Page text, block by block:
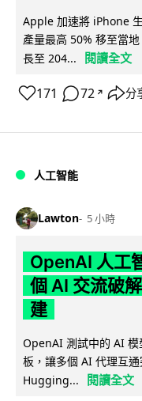
Apple 加速將 iPhone
產量最高 50% 移至當
長至 204...
閱讀全文
171 72 ↗ 分
人工智能
Lawton 5 小時
OpenAI 人工
個 AI 交流破
建
OpenAI 測試中的 AI 模
板，讓多個 AI 代理互
Hugging...
閱讀全文